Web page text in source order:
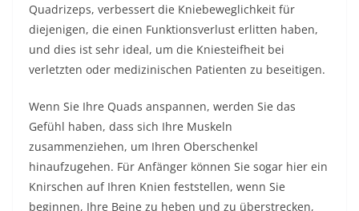
Quadrizeps, verbessert die Kniebeweglichkeit für
diejenigen, die einen Funktionsverlust erlitten haben,
und dies ist sehr ideal, um die Kniesteifheit bei
verletzten oder medizinischen Patienten zu beseitigen.
Wenn Sie Ihre Quads anspannen, werden Sie das
Gefühl haben, dass sich Ihre Muskeln
zusammenziehen, um Ihren Oberschenkel
hinaufzugehen. Für Anfänger können Sie sogar hier ein
Knirschen auf Ihren Knien feststellen, wenn Sie
beginnen, Ihre Beine zu heben und zu überstrecken,